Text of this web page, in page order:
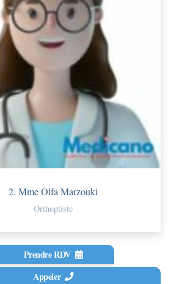
2. Mme Olfa Marzouki
Orthoptiste
Prendre RDV
Appeler